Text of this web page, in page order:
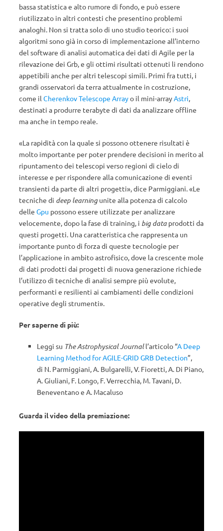
bassa statistica e alto rumore di fondo, e può essere
riutilizzato in altri contesti che presentino problemi
analoghi. Non si tratta solo di uno studio teorico: i suoi
algoritmi sono già in corso di implementazione all’interno
del software di analisi automatica dei dati di Agile per la
rilevazione dei Grb, e gli ottimi risultati ottenuti li rendono
appetibili anche per altri telescopi simili. Primi fra tutti, i
grandi osservatori da terra attualmente in costruzione,
come il Cherenkov Telescope Arrayo il mini-arrayAstri,
destinati a produrre terabyte di dati da analizzare offline
ma anche in tempo reale.
«La rapidità con la quale si possono ottenere risultati è
molto importante per poter prendere decisioni in merito al
ripuntamento dei telescopi verso regioni di cielo di
interesse e per rispondere alla comunicazione di eventi
transienti da parte di altri progetti», dice Parmiggiani. «Le
tecniche di deep learningunite alla potenza di calcolo
delle Gpu possono essere utilizzate per analizzare
velocemente, dopo la fase di training, i big data prodotti da
questi progetti. Una caratteristica che rappresenta un
importante punto di forza di queste tecnologie per
l’applicazione in ambito astrofisico, dove la crescente mole
di dati prodotti dai progetti di nuova generazione richiede
l’utilizzo di tecniche di analisi sempre più evolute,
performanti e resilienti ai cambiamenti delle condizioni
operative degli strumenti».
Per saperne di più:
Leggi su The Astrophysical Journall’articolo “A Deep
Learning Method for AGILE-GRID GRB Detection”,
di N. Parmiggiani, A. Bulgarelli, V. Fioretti, A. Di Piano,
A. Giuliani, F. Longo, F. Verrecchia, M. Tavani, D.
Beneventano e A. Macaluso
Guarda il video della premiazione: